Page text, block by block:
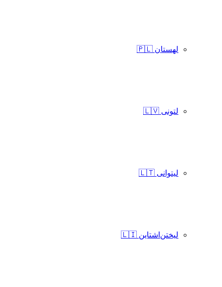
لهستان 🇵🇱
لتونی 🇱🇻
لیتوانی 🇱🇹
لیختن‌اشتاین 🇱🇮